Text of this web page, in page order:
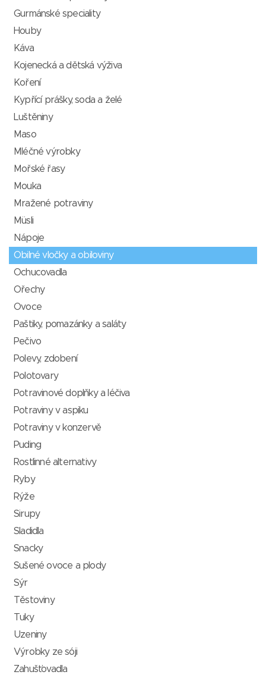
Gurmánské speciality
Houby
Káva
Kojenecká a dětská výživa
Koření
Kypřící prášky, soda a želé
Luštěniny
Maso
Mléčné výrobky
Mořské řasy
Mouka
Mražené potraviny
Müsli
Nápoje
Obilné vločky a obiloviny
Ochucovadla
Ořechy
Ovoce
Paštiky, pomazánky a saláty
Pečivo
Polevy, zdobení
Polotovary
Potravinové doplňky a léčiva
Potraviny v aspiku
Potraviny v konzervě
Puding
Rostlinné alternativy
Ryby
Rýže
Sirupy
Sladidla
Snacky
Sušené ovoce a plody
Sýr
Těstoviny
Tuky
Uzeniny
Výrobky ze sóji
Zahušťovadla